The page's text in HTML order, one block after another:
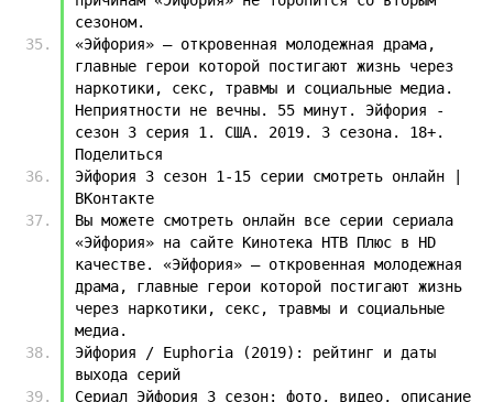
сезоном.
«Эйфория» — откровенная молодежная драма,
главные герои которой постигают жизнь через
наркотики, секс, травмы и социальные медиа.
Неприятности не вечны. 55 минут. Эйфория -
сезон 3 серия 1. США. 2019. 3 сезона. 18+.
Поделиться
Эйфория 3 сезон 1-15 серии смотреть онлайн |
ВКонтакте
Вы можете смотреть онлайн все серии сериала
«Эйфория» на сайте Кинотека НТВ Плюс в HD
качестве. «Эйфория» — откровенная молодежная
драма, главные герои которой постигают жизнь
через наркотики, секс, травмы и социальные
медиа.
Эйфория / Euphoria (2019): рейтинг и даты
выхода серий
Сериал Эйфория 3 сезон: фото, видео, описание